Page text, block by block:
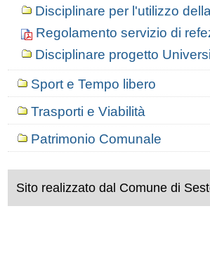
Disciplinare per l'utilizzo
Regolamento servizio di
Disciplinare progetto
Sport e Tempo libero
Trasporti e Viabilità
Patrimonio Comunale
Sito realizzato dal Comune di